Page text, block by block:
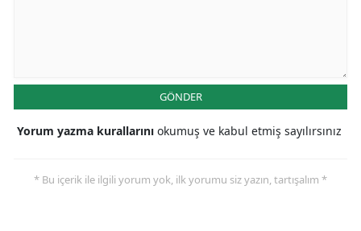
GÖNDER
Yorum yazma kurallarını okumuş ve kabul etmiş sayılırsınız
* Bu içerik ile ilgili yorum yok, ilk yorumu siz yazın, tartışalım *